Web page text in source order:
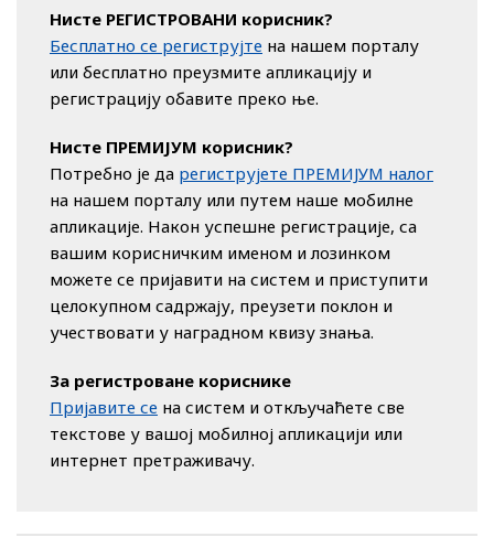
Нисте РЕГИСТРОВАНИ корисник?
Бесплатно се региструјте на нашем порталу
или бесплатно преузмите апликацију и
регистрацију обавите преко ње.
Нисте ПРЕМИЈУМ корисник?
Потребно је да региструјете ПРЕМИЈУМ налог
на нашем порталу или путем наше мобилне
апликације. Након успешне регистрације, са
вашим корисничким именом и лозинком
можете се пријавити на систем и приступити
целокупном садржају, преузети поклон и
учествовати у наградном квизу знања.
За регистроване кориснике
Пријавите се на систем и откључаћете све
текстове у вашој мобилној апликацији или
интернет претраживачу.